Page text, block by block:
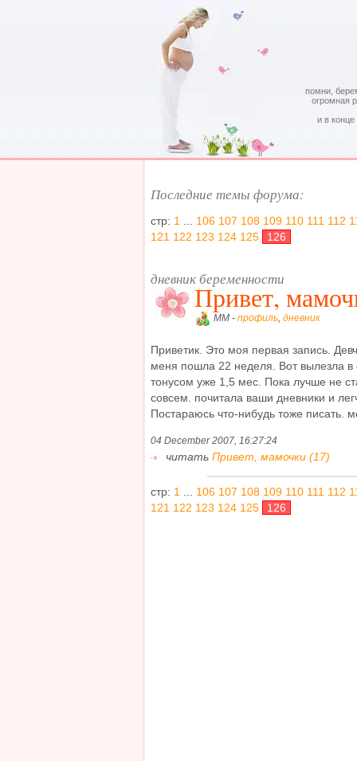
помни,
огромная
и в
Последние темы форума:
стр: 1 106 107 108 109 110 111 112
121 122 123 124 125 126
дневник беременности
Привет,
MM - профиль, дневник
Приветик. Это моя первая запись.
меня пошла 22 неделя. Вот вылезла
тонусом уже 1,5 мес. Пока лучше не
совсем. почитала ваши дневники и
Постараюсь что-нибудь тоже писать.
04 December 2007, 16:27:24
читать Привет, мамочки (17)
стр: 1 106 107 108 109 110 111 112
121 122 123 124 125 126